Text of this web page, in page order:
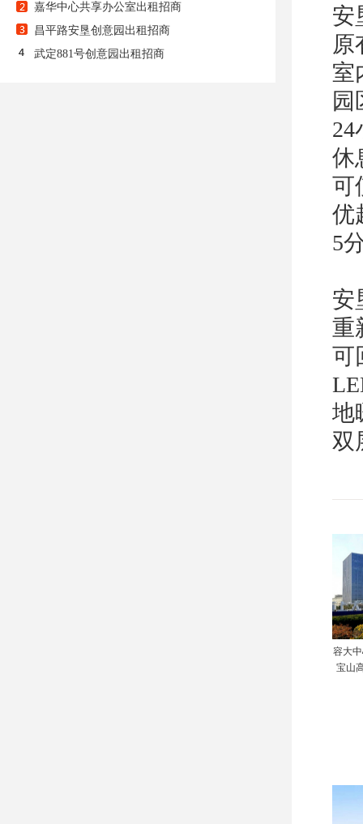
嘉华中心共享办公室出租招商
昌平路安垦创意园出租招商
武定881号创意园出租招商
安
原
室
园
24
休
可
优
5
安
重
可
地
双
容大
宝山